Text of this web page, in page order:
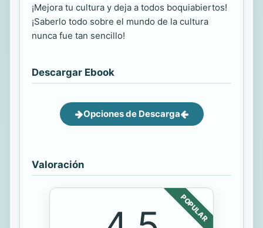
¡Mejora tu cultura y deja a todos boquiabiertos!
¡Saberlo todo sobre el mundo de la cultura
nunca fue tan sencillo!
Descargar Ebook
Opciones de Descarga
Valoración
POPULAR